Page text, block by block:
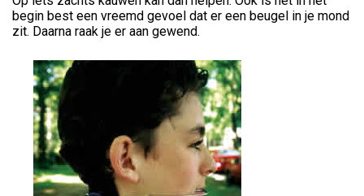
begin best een vreemd gevoel dat er een beugel in je mond
zit. Daarna raak je er aan gewend.